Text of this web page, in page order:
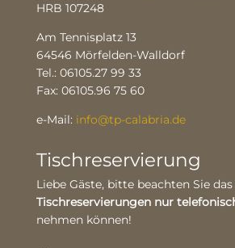
HRB 107248
Am Tennisplatz 13
64546 Mörfelden-Walldorf
Tel.: 06105.27 99 33
Fax: 06105.96 75 60
e-Mail: info@tp-calabria.de
Tischreservierung
Liebe Gäste, bitte beachten Sie
Tischreservierungen nur
nehmen können!